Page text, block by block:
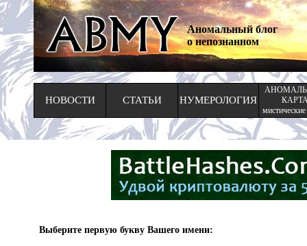
Аномальный блог
о непознанном
НОВОСТИ СТАТЬИ НУМЕРОЛОГИЯ
Выберите первую букву Вашего имени: